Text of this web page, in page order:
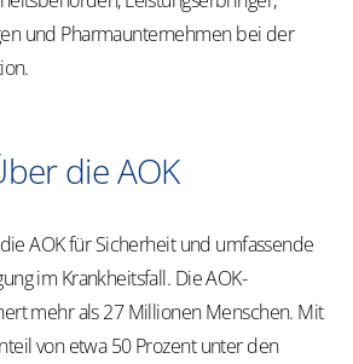
und Pharmaunternehmen bei der
die AOK
AOK für Sicherheit und umfassende
im Krankheitsfall. Die AOK-
mehr als 27 Millionen Menschen. Mit
von etwa 50 Prozent unter den